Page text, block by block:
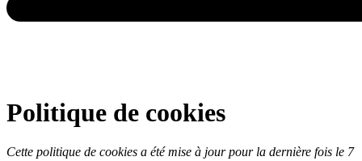
Politique de cookies
Cette politique de cookies a été mise à jour pour la dernière fois le 7